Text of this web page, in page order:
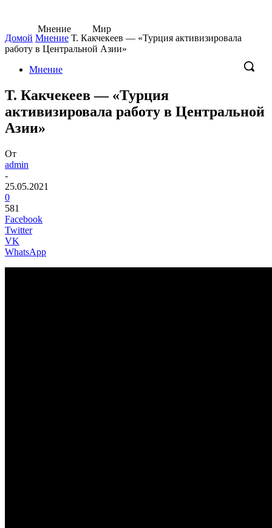
Мнение
Мир
Домой Мнение Т. Какчекеев — «Турция активизировала
работу в Центральной Азии»
Мнение
Т. Какчекеев — «Турция
активизировала работу в Центральной
Азии»
От
admin
-
25.05.2021
0
581
Facebook
Twitter
VK
WhatsApp